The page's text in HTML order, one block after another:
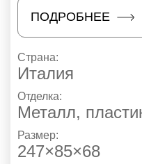
ПОДРОБНЕЕ
Страна:
Италия
Отделка:
Металл,
Размер:
247×85×68